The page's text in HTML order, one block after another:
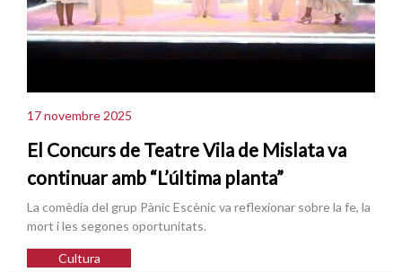
17 novembre 2025
El Concurs de Teatre Vila de Mislata va
continuar amb “L’última planta”
La comèdia del grup Pànic Escènic va reflexionar sobre la fe, la
mort i les segones oportunitats.
Cultura